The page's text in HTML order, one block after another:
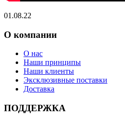
01.08.22
О компании
О нас
Наши принципы
Наши клиенты
Эксклюзивные поставки
Доставка
ПОДДЕРЖКА